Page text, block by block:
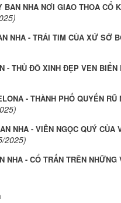
BAN NHA NƠI GIAO THOA CỔ
NHA - TRÁI TIM CỦA XỨ SỞ
- THỦ ĐÔ XINH ĐẸP VEN BIỂN
- THÀNH PHỐ QUYẾN RŨ
NHA - VIÊN NGỌC QUÝ CỦA
2025)
NHA - CỔ TRẤN TRÊN NHỮNG